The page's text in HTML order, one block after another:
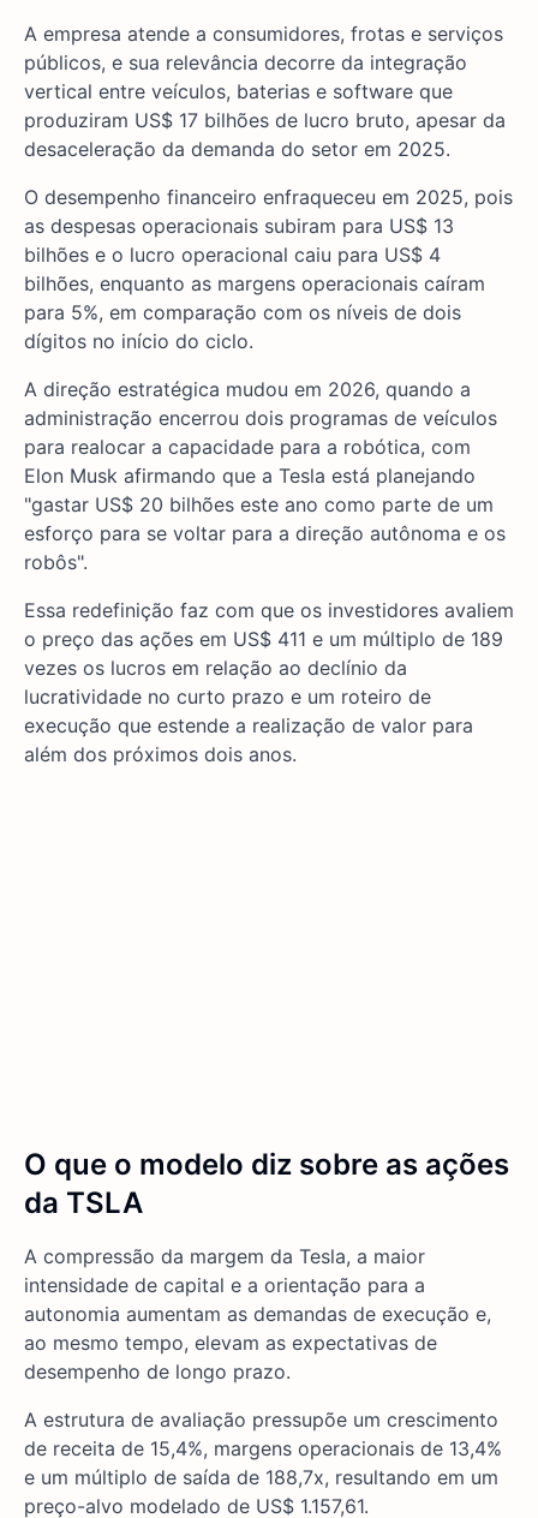
A empresa atende a consumidores, frotas e serviços
públicos, e sua relevância decorre da integração
vertical entre veículos, baterias e software que
produziram US$ 17 bilhões de lucro bruto, apesar da
desaceleração da demanda do setor em 2025.
O desempenho financeiro enfraqueceu em 2025, pois
as despesas operacionais subiram para US$ 13
bilhões e o lucro operacional caiu para US$ 4
bilhões, enquanto as margens operacionais caíram
para 5%, em comparação com os níveis de dois
dígitos no início do ciclo.
A direção estratégica mudou em 2026, quando a
administração encerrou dois programas de veículos
para realocar a capacidade para a robótica, com
Elon Musk afirmando que a Tesla está planejando
"gastar US$ 20 bilhões este ano como parte de um
esforço para se voltar para a direção autônoma e os
robôs".
Essa redefinição faz com que os investidores avaliem
o preço das ações em US$ 411 e um múltiplo de 189
vezes os lucros em relação ao declínio da
lucratividade no curto prazo e um roteiro de
execução que estende a realização de valor para
além dos próximos dois anos.
O que o modelo diz sobre as ações
da TSLA
A compressão da margem da Tesla, a maior
intensidade de capital e a orientação para a
autonomia aumentam as demandas de execução e,
ao mesmo tempo, elevam as expectativas de
desempenho de longo prazo.
A estrutura de avaliação pressupõe um crescimento
de receita de 15,4%, margens operacionais de 13,4%
e um múltiplo de saída de 188,7x, resultando em um
preço-alvo modelado de US$ 1.157,61.